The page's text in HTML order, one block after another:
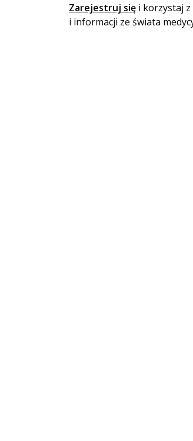
Zarejestruj się i korzystaj z
i informacji ze świata